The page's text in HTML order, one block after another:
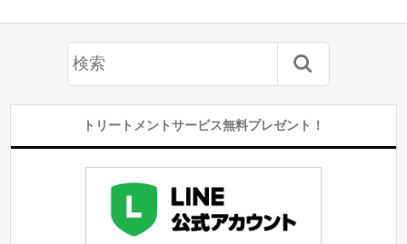
トリートメントサービス無料プレゼント！